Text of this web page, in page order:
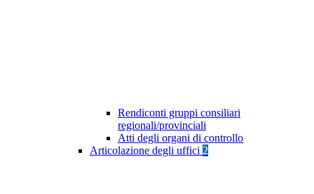
Rendiconti gruppi consiliari
regionali/provinciali
Atti degli organi di controllo
Articolazione degli uffici 2